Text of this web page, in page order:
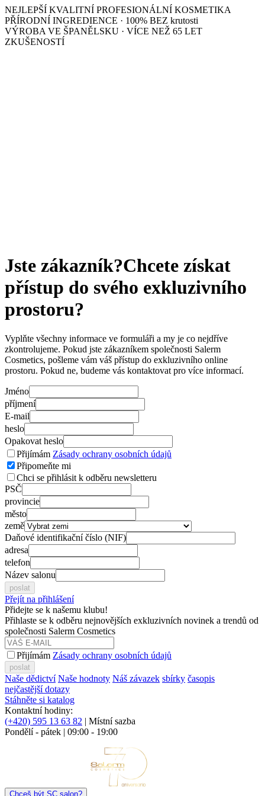
NEJLEPŠÍ KVALITNÍ PROFESIONÁLNÍ KOSMETIKA
PŘÍRODNÍ INGREDIENCE · 100% BEZ krutosti
VÝROBA VE ŠPANĚLSKU · VÍCE NEŽ 65 LET
ZKUŠENOSTÍ
Jste zákazník?Chcete získat
přístup do svého exkluzivního
prostoru?
Vyplňte všechny informace ve formuláři a my je co nejdříve
zkontrolujeme. Pokud jste zákazníkem společnosti Salerm
Cosmetics, pošleme vám váš přístup do exkluzivního online
prostoru. Pokud ne, budeme vás kontaktovat pro více informací.
Jméno
příjmení
E-mail
heslo
Opakovat heslo
Přijímám Zásady ochrany osobních údajů
Připomeňte mi
Chci se přihlásit k odběru newsletteru
PSČ
provincie
město
země
Daňové identifikační číslo (NIF)
adresa
telefon
Název salonu
poslat
Přejít na přihlášení
Přidejte se k našemu klubu!
Přihlaste se k odběru nejnovějších exkluzivních novinek a trendů od
společnosti Salerm Cosmetics
Přijímám Zásady ochrany osobních údajů
poslat
Naše dědictví Naše hodnoty Náš závazek sbírky časopis
nejčastější dotazy
Stáhněte si katalog
Kontaktní hodiny:
(+420) 595 13 63 82 | Místní sazba
Pondělí - pátek | 09:00 - 19:00
Chceš být SC salon?